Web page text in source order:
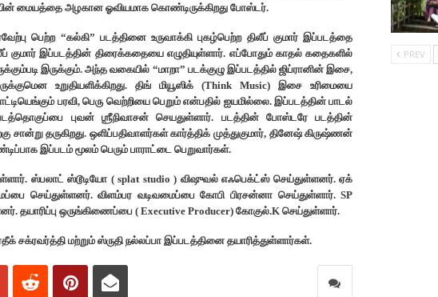
மையத்தை அழகான ஓவியமாக கொண்டிருக்கிறது போஸ்டர்.
பெற்ற “கல்கி” படத்தினை உருவாக்கி புகழ்பெற்ற திலீப் குமார் இப்படத்தை
குமார் இப்படத்தின் திரைக்கதையை எழுதியுள்ளார். எப்போதும் காதல் கதைகளில்
இருக்கும். அந்த வகையில் “மாறா” படக்குழு இப்படத்தில் ஜிப்ரானின் இசை,
உறுதியளிக்கிறது. திங் மியூஸிக் (Think Music) இசை உரிமையை
பரவி, பெரு வெற்றியை பெறும் என்பதில் ஐயமில்லை. இப்படத்தின் பாடல்
புவன் ஶ்ரீநிவாசன் செயதுள்ளார். படத்தின் போஸ்டரே படத்தின்
தருகிறது. ஒளிப்பதிவாளர்கள் கார்த்திக் முத்துகுமார், தினேஷ் கிருஷ்ணன்
இப்படம் மூலம் பெரும் பாராட்டை பெறுவார்கள்.
ஸ்பலாட் ஸ்டூடியோ ( splat studio ) விஷுவல் எஃபெக்ட்ஸ் செய்துள்ளனர். ஏக்
செய்துள்ளனர். விளம்பர வடிவமைப்பை கோபி பிரசன்னா செய்துள்ளார். SP
தயாரிப்பு ஒருங்கிணைப்பை ( Executive Producer) கோகுல்.K செய்துள்ளார்.
சக்ரவர்த்தி மற்றும் ஸ்ருதி நல்லப்பா இப்படத்தினை தயாரித்துள்ளார்கள்.
PREV